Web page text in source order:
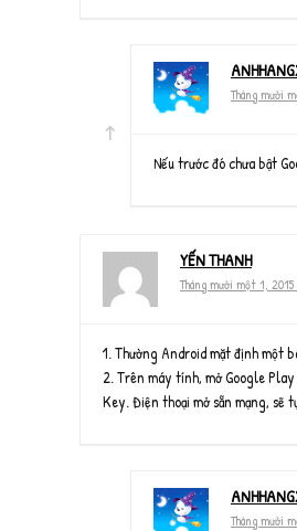
Tháng mười
Nếu trước đó chưa bật
YẾN THANH
Tháng mười một 1,
1. Thường Android mặt định một
2. Trên máy tính, mở Google
Key. Điện thoại mở sẵn mạng, sẽ
Tháng mười